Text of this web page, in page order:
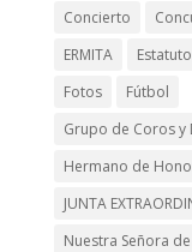
Concierto
ERMITA
Fotos
Fútbol
Grupo de Coros y
Hermano de
JUNTA
Nuestra Señora